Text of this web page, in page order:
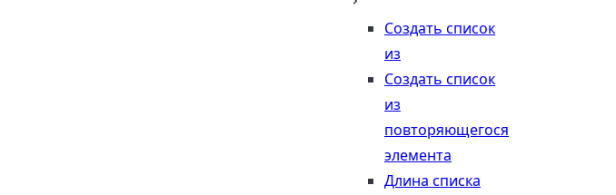
Создать список
из
Создать список
из
повторяющегося
элемента
Длина списка